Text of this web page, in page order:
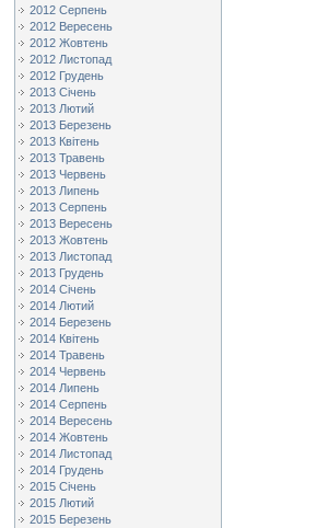
2012 Серпень
2012 Вересень
2012 Жовтень
2012 Листопад
2012 Грудень
2013 Січень
2013 Лютий
2013 Березень
2013 Квітень
2013 Травень
2013 Червень
2013 Липень
2013 Серпень
2013 Вересень
2013 Жовтень
2013 Листопад
2013 Грудень
2014 Січень
2014 Лютий
2014 Березень
2014 Квітень
2014 Травень
2014 Червень
2014 Липень
2014 Серпень
2014 Вересень
2014 Жовтень
2014 Листопад
2014 Грудень
2015 Січень
2015 Лютий
2015 Березень